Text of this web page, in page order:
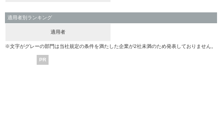
適用者別ランキング
適用者
※文字がグレーの部門は当社規定の条件を満たした企業が2社未満のため発表しておりません。
PR